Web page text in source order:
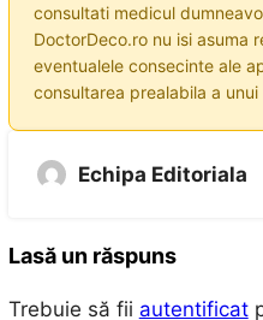
consultati medicul
DoctorDeco.ro nu isi asuma
eventualele consecinte ale
consultarea prealabila a unui
Echipa Editoriala
Lasă un răspuns
Trebuie să fii autentificat